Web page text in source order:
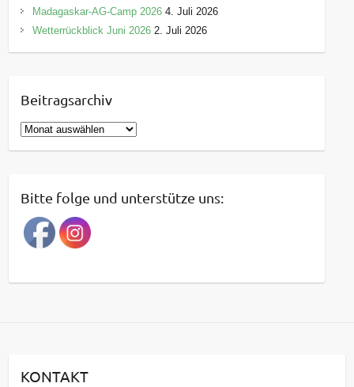
Madagaskar-AG-Camp 2026 4. Juli 2026
Wetterrückblick Juni 2026 2. Juli 2026
Beitragsarchiv
B
e
r
a
g
a
v
Bitte folge und unterstütze uns:
KONTAKT